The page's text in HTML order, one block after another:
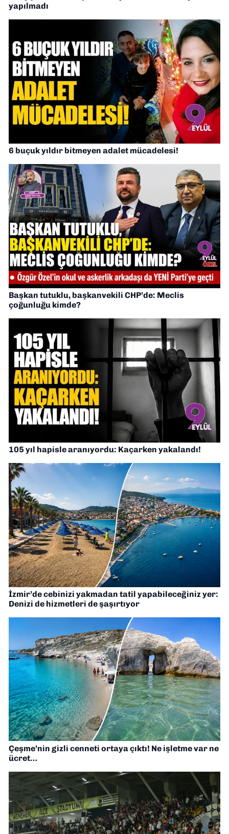
yapılmadı
6 buçuk yıldır bitmeyen adalet mücadelesi!
Başkan tutuklu, başkanvekili CHP’de: Meclis
çoğunluğu kimde?
105 yıl hapisle aranıyordu: Kaçarken yakalandı!
İzmir’de cebinizi yakmadan tatil yapabileceğiniz yer:
Denizi de hizmetleri de şaşırtıyor
Çeşme’nin gizli cenneti ortaya çıktı! Ne işletme var ne
ücret…